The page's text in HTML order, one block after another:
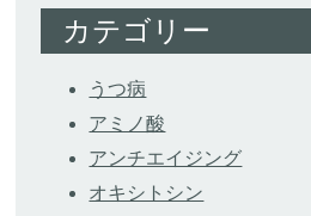
カテゴリー
うつ病
アミノ酸
アンチエイジング
オキシトシン